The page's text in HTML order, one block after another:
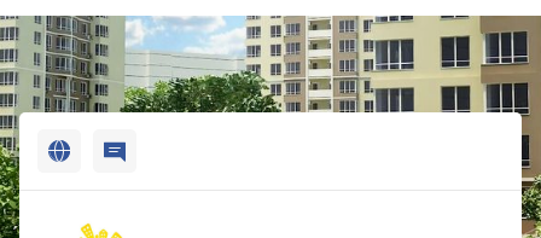


 